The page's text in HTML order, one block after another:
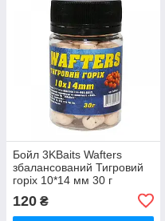
Бойл 3KBaits Wafters
збалансований Тигровий
горіх 10*14 мм 30 г
120 ₴